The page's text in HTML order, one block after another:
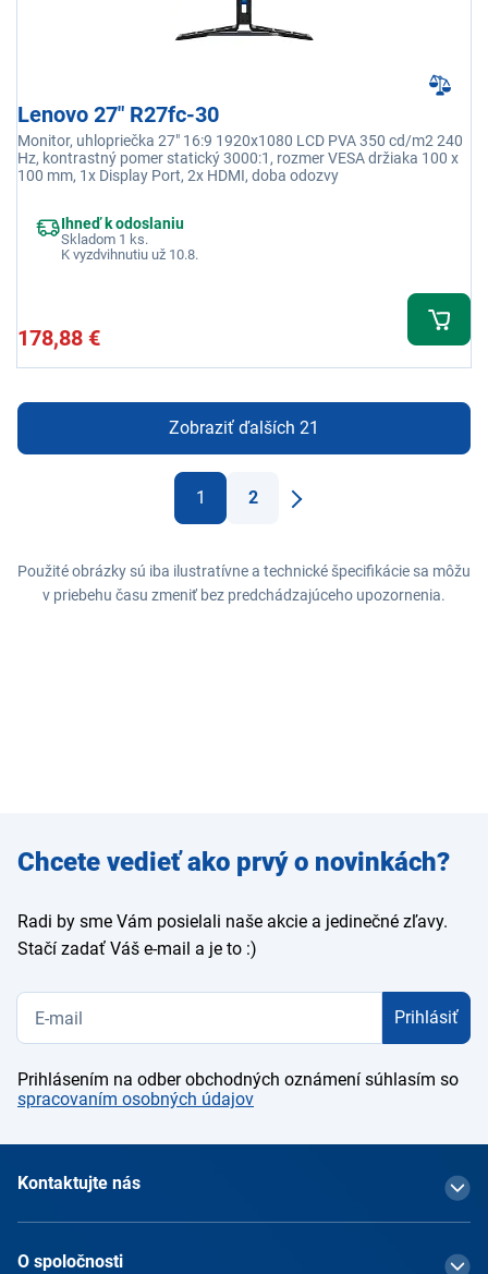
Lenovo 27" R27fc-30
Monitor, uhlopriečka 27" 16:9 1920x1080 LCD PVA 350 cd/m2 240
Hz, kontrastný pomer statický 3000:1, rozmer VESA držiaka 100 x
100 mm, 1x Display Port, 2x HDMI, doba odozvy
Ihneď k odoslaniu
Skladom 1 ks.
K vyzdvihnutiu už 10.8.
178,88 €
Zobraziť ďalších 21
1
2
Použité obrázky sú iba ilustratívne a technické špecifikácie sa môžu
v priebehu času zmeniť bez predchádzajúceho upozornenia.
Zadajte
e-mail
Chcete vedieť ako prvý o novinkách?
Radi by sme Vám posielali naše akcie a jedinečné zľavy.
Stačí zadať Váš e-mail a je to :)
Prihlásiť
Prihlásením na odber obchodných oznámení súhlasím so
spracovaním osobných údajov
Kontaktujte nás
O spoločnosti